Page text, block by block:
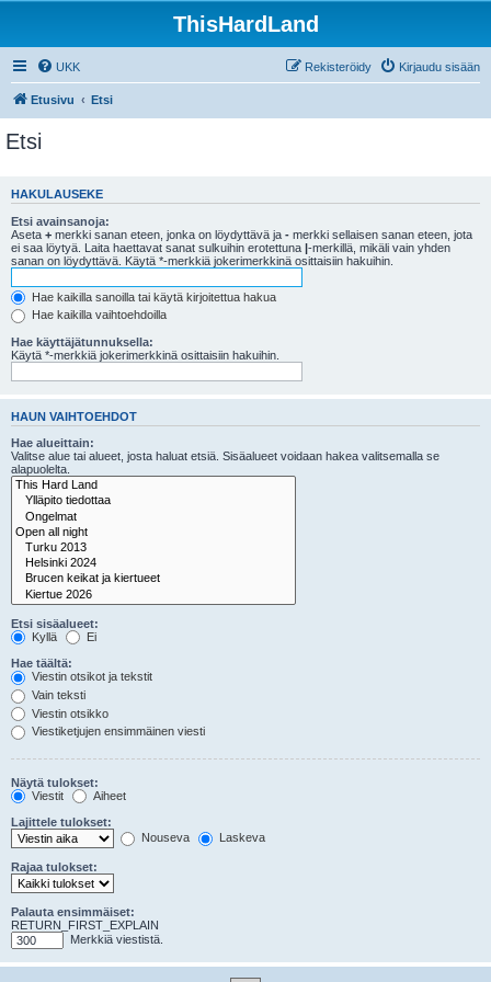
ThisHardLand
UKK Kirjaudu sisään
Rekisteröidy
Etusivu Etsi
Etsi
HAKULAUSEKE
Etsi avainsanoja:
Aseta + merkki sanan eteen, jonka on löydyttävä ja - merkki sellaisen sanan eteen, jota
ei saa löytyä. Laita haettavat sanat sulkuihin erotettuna |-merkillä, mikäli vain yhden
sanan on löydyttävä. Käytä *-merkkiä jokerimerkkinä osittaisiin hakuihin.
Hae kaikilla sanoilla tai käytä kirjoitettua hakua
Hae kaikilla vaihtoehdoilla
Hae käyttäjätunnuksella:
Käytä *-merkkiä jokerimerkkinä osittaisiin hakuihin.
HAUN VAIHTOEHDOT
Hae alueittain:
Valitse alue tai alueet, josta haluat etsiä. Sisäalueet voidaan hakea valitsemalla se
alapuolelta.
Etsi sisäalueet:
Kyllä
Ei
Hae täältä:
Viestin otsikot ja tekstit
Vain teksti
Viestin otsikko
Viestiketjujen ensimmäinen viesti
Näytä tulokset:
Viestit
Aiheet
Lajittele tulokset:
Nouseva
Laskeva
Rajaa tulokset:
Palauta ensimmäiset:
RETURN_FIRST_EXPLAIN
Merkkiä viestistä.